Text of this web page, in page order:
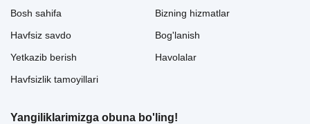
Bosh sahifa
Havfsiz savdo
Yetkazib berish
Havfsizlik tamoyillari
Bizning hizmatlar
Bog'lanish
Havolalar
Yangiliklarimizga obuna bo'ling!